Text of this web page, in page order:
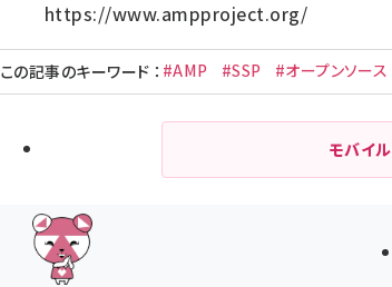
https://www.ampproject.org/
この記事のキーワード ： #AMP #SSP #オープンソース
モバイル